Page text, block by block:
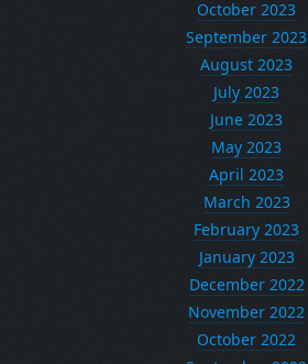
October 2023
September 2023
August 2023
July 2023
June 2023
May 2023
April 2023
March 2023
February 2023
January 2023
December 2022
November 2022
October 2022